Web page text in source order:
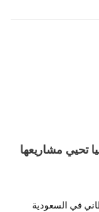
تحيي مشاريعها
في السعودية